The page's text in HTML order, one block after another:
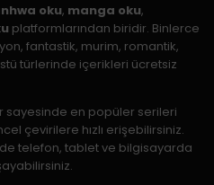
oku, manga oku,
platformlarından biridir. Binlerce
fantastik, murim, romantik,
türlerinde içerikleri ücretsiz
sayesinde en popüler serileri
çevirilere hızlı erişebilirsiniz.
telefon, tablet ve bilgisayarda